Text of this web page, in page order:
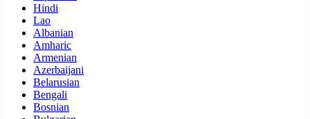
Hindi
Lao
Albanian
Amharic
Armenian
Azerbaijani
Belarusian
Bengali
Bosnian